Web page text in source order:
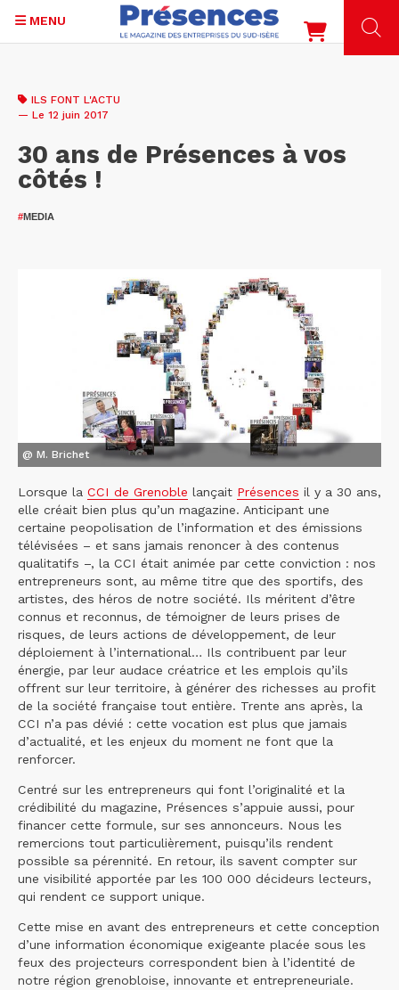
contenu
MENU
ILS FONT L'ACTU
— Le 12 juin 2017
30 ans de Présences à vos
côtés !
#MEDIA
@ M. Brichet
Lorsque la CCI de Grenoble lançait Présences il y a 30 ans,
elle créait bien plus qu’un magazine. Anticipant une
certaine peopolisation de l’information et des émissions
télévisées – et sans jamais renoncer à des contenus
qualitatifs –, la CCI était animée par cette conviction : nos
entrepreneurs sont, au même titre que des sportifs, des
artistes, des héros de notre société. Ils méritent d’être
connus et reconnus, de témoigner de leurs prises de
risques, de leurs actions de développement, de leur
déploiement à l’international… Ils contribuent par leur
énergie, par leur audace créatrice et les emplois qu’ils
offrent sur leur territoire, à générer des richesses au profit
de la société française tout entière. Trente ans après, la
CCI n’a pas dévié : cette vocation est plus que jamais
d’actualité, et les enjeux du moment ne font que la
renforcer.
Centré sur les entrepreneurs qui font l’originalité et la
crédibilité du magazine, Présences s’appuie aussi, pour
financer cette formule, sur ses annonceurs. Nous les
remercions tout particulièrement, puisqu’ils rendent
possible sa pérennité. En retour, ils savent compter sur
une visibilité apportée par les 100 000 décideurs lecteurs,
qui rendent ce support unique.
Cette mise en avant des entrepreneurs et cette conception
d’une information économique exigeante placée sous les
feux des projecteurs correspondent bien à l’identité de
notre région grenobloise, innovante et entrepreneuriale.